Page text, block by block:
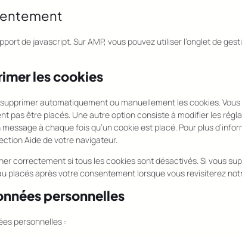
de javascript. Sur AMP, vous pouvez utiliser l’onglet de
les cookies
automatiquement ou manuellement les cookies.
pas être placés. Une autre option consiste à modifier les
à chaque fois qu’un cookie est placé. Pour plus
Aide de votre navigateur.
correctement si tous les cookies sont désactivés. Si vous
placés après votre consentement lorsque vous revisiterez
personnelles
personnelles :